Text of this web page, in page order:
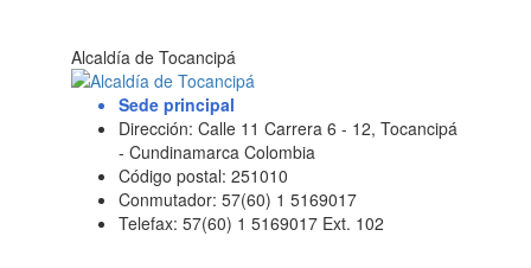
Alcaldía de Tocancipá
Sede principal
Dirección: Calle 11 Carrera 6 - 12, Tocancipá
- Cundinamarca Colombia
Código postal: 251010
Conmutador: 57(60) 1 5169017
Telefax: 57(60) 1 5169017 Ext. 102